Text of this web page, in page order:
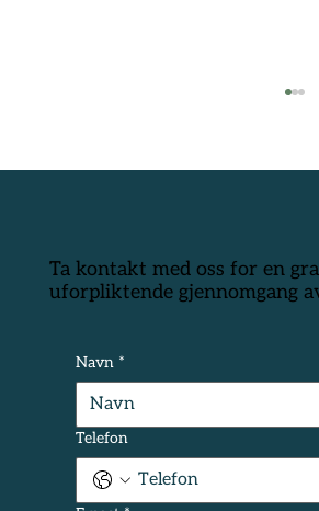
Lille meg og
Ta kontakt med oss for en
uforpliktende gjennomgang
Navn *
Telefon